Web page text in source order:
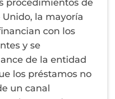
procedimientos de
Unido, la mayoría
con los
y se
de la entidad
los préstamos no
un canal